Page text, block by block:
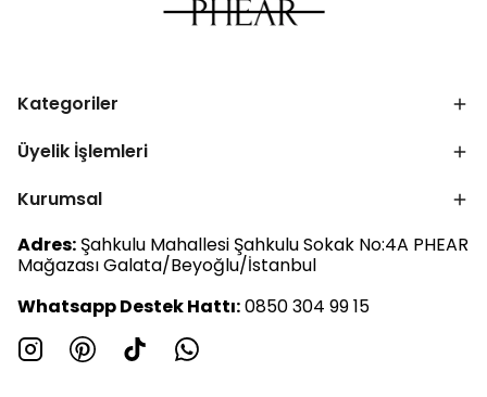
Kategoriler
Üyelik İşlemleri
Kurumsal
Adres: Şahkulu Mahallesi Şahkulu Sokak No:4A PHEAR
Mağazası Galata/Beyoğlu/İstanbul
Whatsapp Destek Hattı:0850 304 99 15